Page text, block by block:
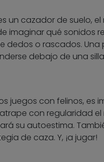
un cazador de suelo,
imaginar qué sonidos
dedos o rascados. Una
debajo de una
juegos con felinos, es
con regularidad el
su autoestima.
de caza. Y, ¡a jugar!